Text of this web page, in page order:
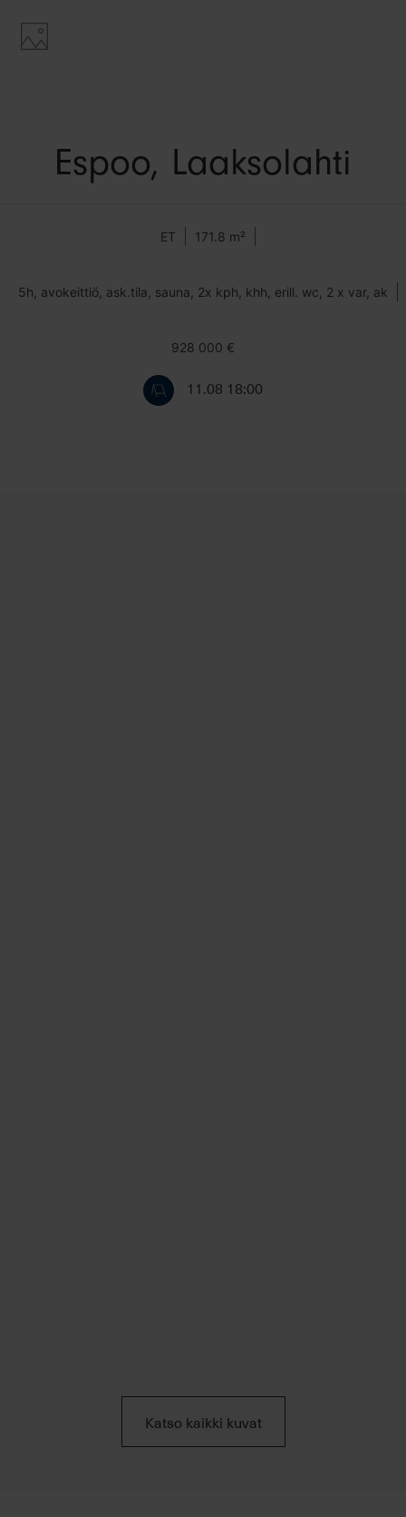
Espoo, Laaksolahti
ET 171.8 m²
5h, avokeittiö, ask.tila, sauna, 2x kph, khh, erill. wc, 2 x var, ak
928 000 €
11.08 18:00
Katso kaikki kuvat